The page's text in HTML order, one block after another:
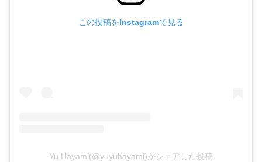
この投稿をInstagramで見る
Yu Hayami(@yuyuhayami)がシェアした投稿